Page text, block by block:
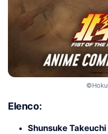
Elenco:
Shunsuke Takeuchi